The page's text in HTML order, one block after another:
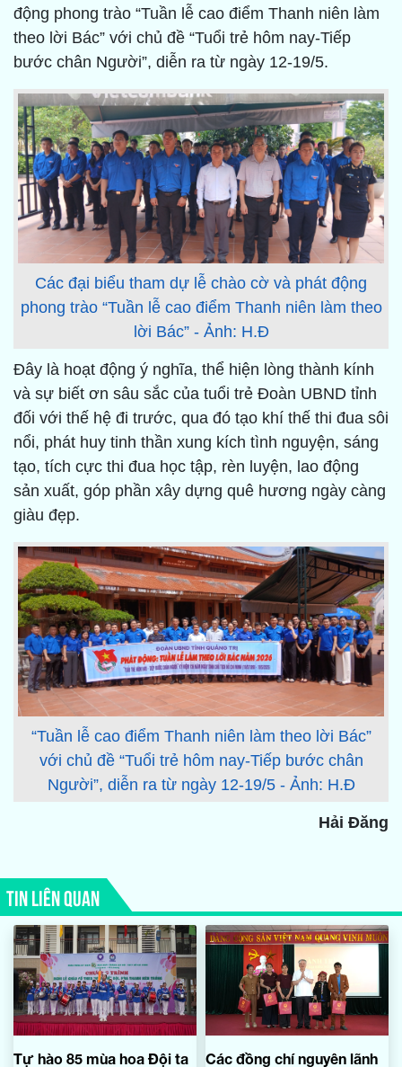
động phong trào “Tuần lễ cao điểm Thanh niên làm
theo lời Bác” với chủ đề “Tuổi trẻ hôm nay-Tiếp
bước chân Người”, diễn ra từ ngày 12-19/5.
Các đại biểu tham dự lễ chào cờ và phát động
phong trào “Tuần lễ cao điểm Thanh niên làm theo
lời Bác” - Ảnh: H.Đ
Đây là hoạt động ý nghĩa, thể hiện lòng thành kính
và sự biết ơn sâu sắc của tuổi trẻ Đoàn UBND tỉnh
đối với thế hệ đi trước, qua đó tạo khí thế thi đua sôi
nổi, phát huy tinh thần xung kích tình nguyện, sáng
tạo, tích cực thi đua học tập, rèn luyện, lao động
sản xuất, góp phần xây dựng quê hương ngày càng
giàu đẹp.
“Tuần lễ cao điểm Thanh niên làm theo lời Bác”
với chủ đề “Tuổi trẻ hôm nay-Tiếp bước chân
Người”, diễn ra từ ngày 12-19/5 - Ảnh: H.Đ
Hải Đăng
TIN LIÊN QUAN
Tự hào 85 mùa hoa Đội ta
Các đồng chí nguyên lãnh